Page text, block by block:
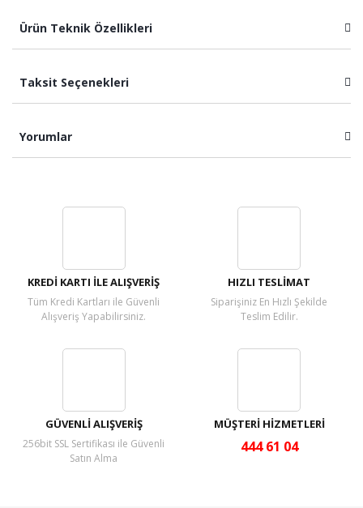
Ürün Teknik Özellikleri
Taksit Seçenekleri
Yorumlar
KREDİ KARTI İLE ALIŞVERİŞ
Tüm Kredi Kartları ile Güvenli
Alışveriş Yapabilirsiniz.
HIZLI TESLİMAT
Siparişiniz En Hızlı Şekilde
Teslim Edilir.
GÜVENLİ ALIŞVERİŞ
256bit SSL Sertifikası ile Güvenli
Satın Alma
MÜŞTERİ HİZMETLERİ
444 61 04